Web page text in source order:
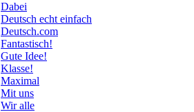
Dabei
Deutsch echt einfach
Deutsch.com
Fantastisch!
Gute Idee!
Klasse!
Maximal
Mit uns
Wir alle